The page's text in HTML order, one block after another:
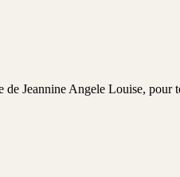
de Jeannine Angele Louise, pour